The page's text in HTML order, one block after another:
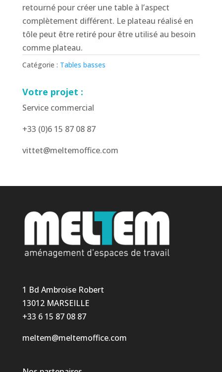
retourné pour créer une table à l’aspect
complètement différent. Le plateau réalisé en
tôle peut être retiré pour être utilisé au besoin
comme plateau.
Catégorie : Tables basses
Votre projet :
Service commercial
+33 (0)6 15 87 08 87
vittet@meltemoffice.com
1 Bd Ambroise Robert
13012 MARSEILLE
+33 6 15 87 08 87
meltem@meltemoffice.com